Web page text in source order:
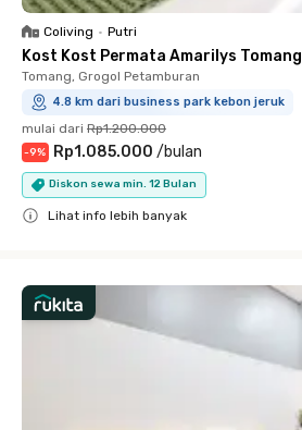
Coliving • Putri
Kost Kost Permata Amarilys Tomang
Tomang, Grogol Petamburan
4.8 km dari business park kebon jeruk
mulai dari Rp1.200.000
-9% Rp1.085.000 /bulan
Diskon sewa min. 12 Bulan
Lihat info lebih banyak